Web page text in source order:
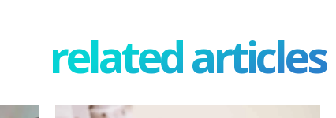
related articles